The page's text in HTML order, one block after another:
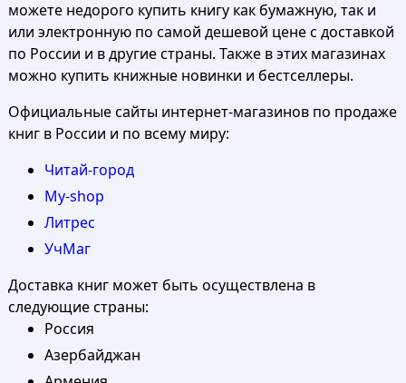
можете недорого купить книгу как бумажную, так и
или электронную по самой дешевой цене с доставкой
по России и в другие страны. Также в этих магазинах
можно купить книжные новинки и бестселлеры.
Официальные сайты интернет-магазинов по продаже
книг в России и по всему миру:
Читай-город
My-shop
Литрес
УчМаг
Доставка книг может быть осуществлена в
следующие страны:
Россия
Азербайджан